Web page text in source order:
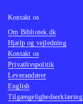
Kontakt os
Om Bibliotek.dk
Hjælp og vejledning
Kontakt os
Privatlivspolitik
Leverandører
English
Tilgængelighedserklæring